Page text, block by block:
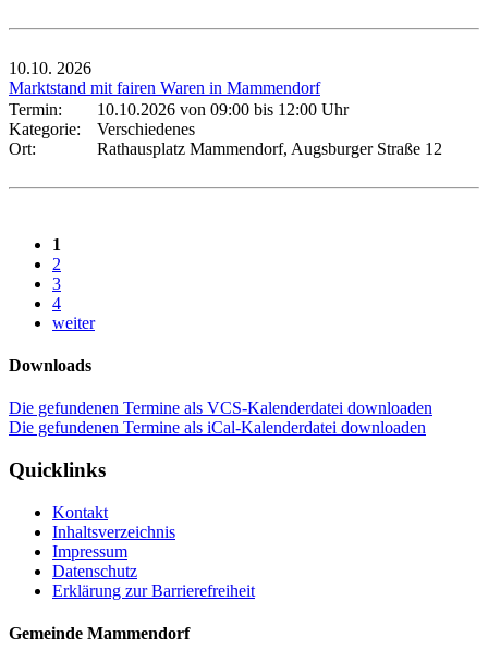
10.10. 2026
Marktstand mit fairen Waren in Mammendorf
Termin:
10.10.2026 von 09:00 bis 12:00 Uhr
Kategorie:
Verschiedenes
Ort:
Rathausplatz Mammendorf, Augsburger Straße 12
1
2
3
4
weiter
Downloads
Die gefundenen Termine als VCS-Kalenderdatei downloaden
Die gefundenen Termine als iCal-Kalenderdatei downloaden
Quicklinks
Kontakt
Inhaltsverzeichnis
Impressum
Datenschutz
Erklärung zur Barrierefreiheit
Gemeinde Mammendorf